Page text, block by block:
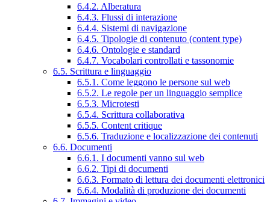
6.4.2. Alberatura
6.4.3. Flussi di interazione
6.4.4. Sistemi di navigazione
6.4.5. Tipologie di contenuto (content type)
6.4.6. Ontologie e standard
6.4.7. Vocabolari controllati e tassonomie
6.5. Scrittura e linguaggio
6.5.1. Come leggono le persone sul web
6.5.2. Le regole per un linguaggio semplice
6.5.3. Microtesti
6.5.4. Scrittura collaborativa
6.5.5. Content critique
6.5.6. Traduzione e localizzazione dei contenuti
6.6. Documenti
6.6.1. I documenti vanno sul web
6.6.2. Tipi di documenti
6.6.3. Formato di lettura dei documenti elettronici
6.6.4. Modalità di produzione dei documenti